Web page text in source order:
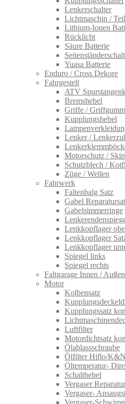
Lenkerschalter
Lichtmaschin /
Lithium-Ionen
Rücklicht
Säure Batterie
Yuasa Batterie
Enduro / Cross Dekore
Fahrgestell
ATV
Bremshebel
Griffe /
Kupplungshebel
Lenker /
Motorschutz /
Schutzblech /
Züge / Wellen
Fahrwerk
Faltenbalg Satz
Gabel
Gabelsimmerringe
Lenkkopflager
Lenkkopflager
Lenkkopflager
Spiegel links
Spiegel rechts
Faltgarage Innen / Außen
Motor
Kolbensatz
Kupplungssatz
Luftfilter
Motordichtsatz
Ölablassschraube
Ölfilter Hiflo/
Öltemperatur-
Schalthebel
Vergaser
Vergaser-
Vergaser-